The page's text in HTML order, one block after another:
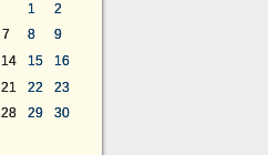
1
2
7 8
9
14 15
16
21 22
23
28 29
30